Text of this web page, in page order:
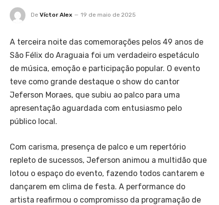
De Víctor Alex 19 de maio de 2025
A terceira noite das comemorações pelos 49 anos de
São Félix do Araguaia foi um verdadeiro espetáculo
de música, emoção e participação popular. O evento
teve como grande destaque o show do cantor
Jeferson Moraes, que subiu ao palco para uma
apresentação aguardada com entusiasmo pelo
público local.
Com carisma, presença de palco e um repertório
repleto de sucessos, Jeferson animou a multidão que
lotou o espaço do evento, fazendo todos cantarem e
dançarem em clima de festa. A performance do
artista reafirmou o compromisso da programação de